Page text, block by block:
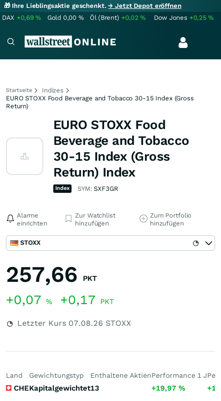
🎁 Ihre Lieblingsaktie geschenkt.→ Jetzt Depot eröffnen
DAX +0,69% Gold 0,00 % Öl (Brent) +0,02% Dow Jones +0,25%
Startseite
Indizes
EURO STOXX Food Beverage and Tobacco 30-15 Index (Gross
Return)
EURO STOXX Food
Beverage and Tobacco
30-15 Index (Gross
Return) Index
Index SYM:SXF3GR
Alarme
einrichten
Zur Watchlist
hinzufügen
Zum Portfolio
hinzufügen
STOXX
257,66 PKT
+0,07 % +0,17 PKT
Letzter Kurs 07.08.26 STOXX
Land
CHE
Gewichtungstyp
Kapitalgewichtet
Enthaltene Aktien
13
Performance 1 J
+19,97 %